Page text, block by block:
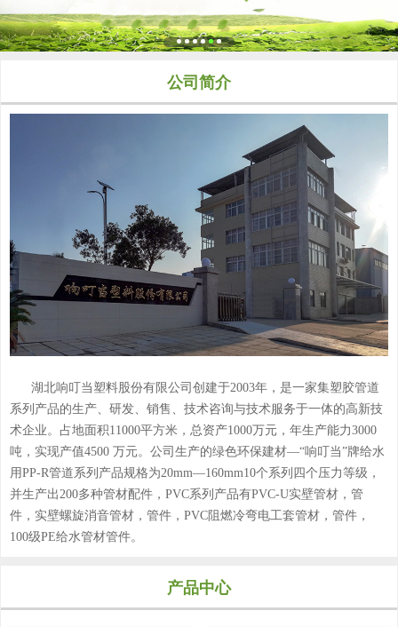
公司简介
湖北响叮当塑料股份有限公司创建于2003年，是一家集塑胶管道
系列产品的生产、研发、销售、技术咨询与技术服务于一体的高新技
术企业。占地面积11000平方米，总资产1000万元，年生产能力3000
吨，实现产值4500 万元。公司生产的绿色环保建材—“响叮当”牌给水
用PP-R管道系列产品规格为20mm—160mm10个系列四个压力等级，
并生产出200多种管材配件，PVC系列产品有PVC-U实壁管材，管
件，实壁螺旋消音管材，管件，PVC阻燃冷弯电工套管材，管件，
100级PE给水管材管件。
产品中心